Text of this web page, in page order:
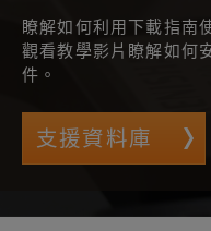
瞭解如何利用下載指南
觀看教學影片瞭解如何
件。
支援資料庫